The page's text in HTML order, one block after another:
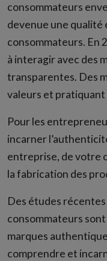
consommateurs
devenue une qualité
consommateurs. En
à interagir avec des
transparentes. Des
valeurs et
Pour les
incarner
entreprise, de votre
la fabrication des
Des études
consommateurs
marques
comprendre et